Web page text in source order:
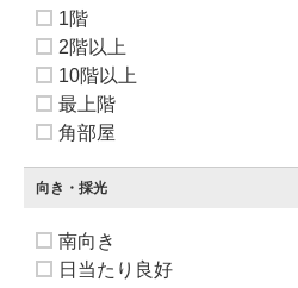
1階
2階以上
10階以上
最上階
角部屋
向き・採光
南向き
日当たり良好